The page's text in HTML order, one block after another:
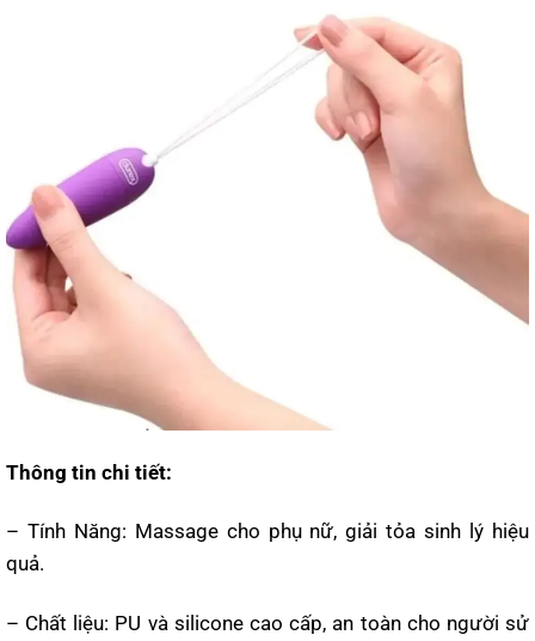
Thông tin chi tiết:
– Tính Năng: Massage cho phụ nữ, giải tỏa sinh lý hiệu
quả.
– Chất liệu: PU và silicone cao cấp, an toàn cho người sử